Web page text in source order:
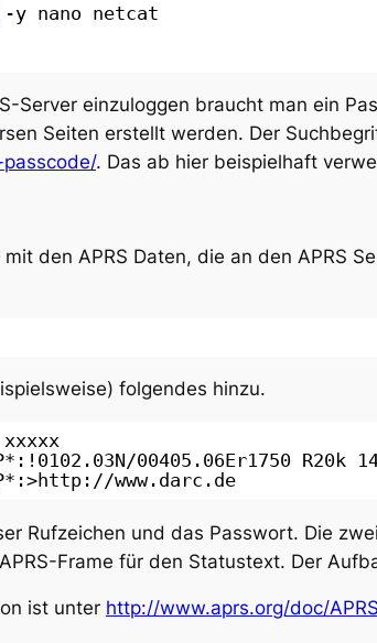
-y nano netcat
Server einzuloggen braucht man ein
Seiten erstellt werden. Der
. Das ab hier beispielhaft
den APRS Daten, die an den APRS
folgendes hinzu.
xxxxx
/00405 .06Er1750 R20k
//www.darc.de
Rufzeichen und das Passwort. Die
Frame für den Statustext. Der
ist unter http://www.aprs.org/doc/